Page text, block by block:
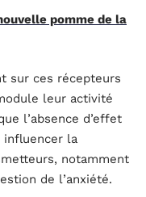
pomme de la
sur ces récepteurs
leur activité
l’absence d’effet
influencer la
notamment
de l’anxiété.